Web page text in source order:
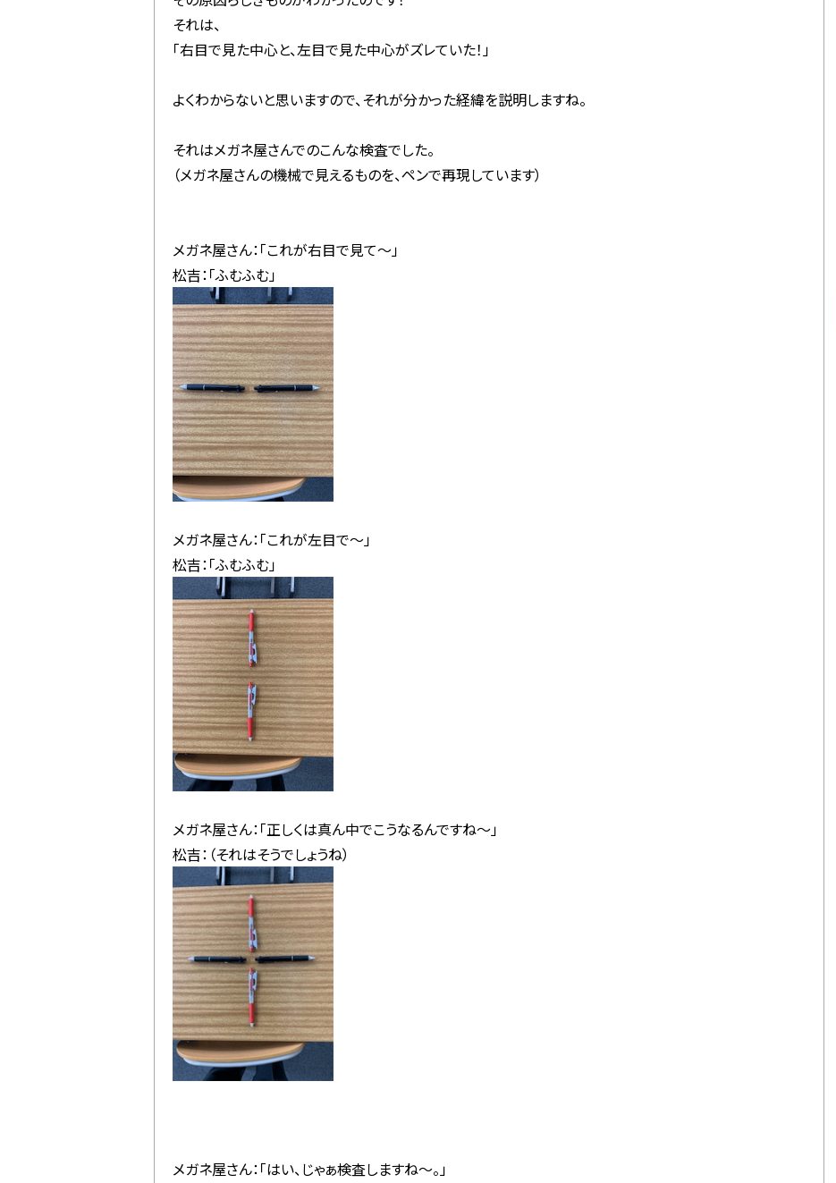
それは、
「右目で見た中心と、左目で見た中心がズレていた！」
よくわからないと思いますので、それが分かった経緯を説明しますね。
それはメガネ屋さんでのこんな検査でした。
（メガネ屋さんの機械で見えるものを、ペンで再現しています）
メガネ屋さん：「これが右目で見て～」
松吉：「ふむふむ」
メガネ屋さん：「これが左目で～」
松吉：「ふむふむ」
メガネ屋さん：「正しくは真ん中でこうなるんですね～」
松吉：（それはそうでしょうね）
メガネ屋さん：「はい、じゃぁ検査しますね～。」